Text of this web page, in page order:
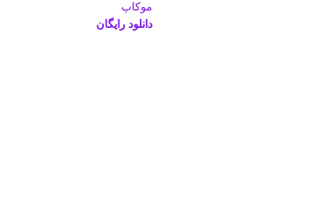
موکاپ
دانلود رایگان